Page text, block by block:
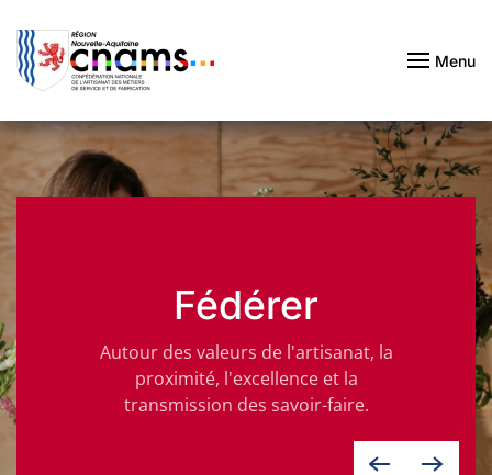
Passer au contenu principal Menu
Fédérer
Autour des valeurs de l'artisanat, la
proximité, l'excellence et la
transmission des savoir-faire.